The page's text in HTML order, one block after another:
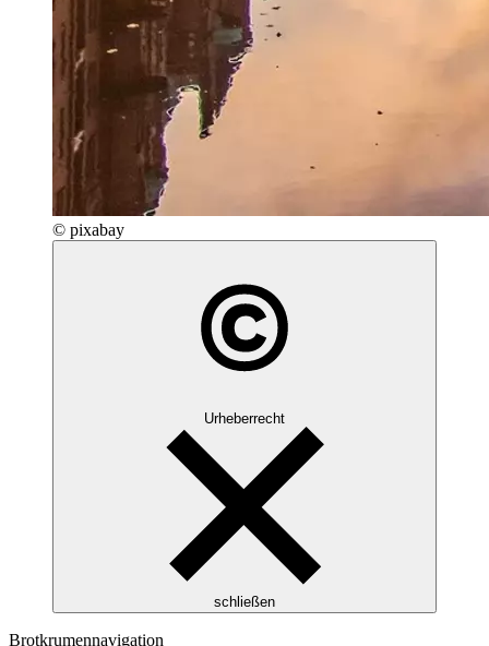
© pixabay
Urheberrecht
schließen
Brotkrumennavigation